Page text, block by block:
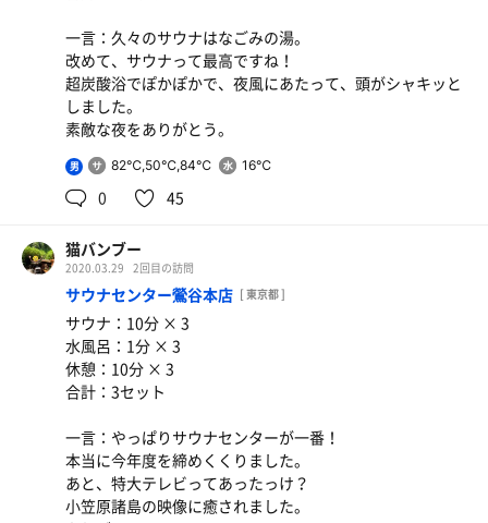
一言：久々のサウナはなごみの湯。
改めて、サウナって最高ですね！
超炭酸浴でぽかぽかで、夜風にあたって、頭がシャキッと
しました。
素敵な夜をありがとう。
男 82℃,50℃,84℃ 16℃
0 45
猫バンブー
2020.03.29 2回目の訪問
サウナセンター鶯谷本店 [ 東京都 ]
サウナ：10分 × 3
水風呂：1分 × 3
休憩：10分 × 3
合計：3セット
一言：やっぱりサウナセンターが一番！
本当に今年度を締めくくりました。
あと、特大テレビってあったっけ？
小笠原諸島の映像に癒されました。